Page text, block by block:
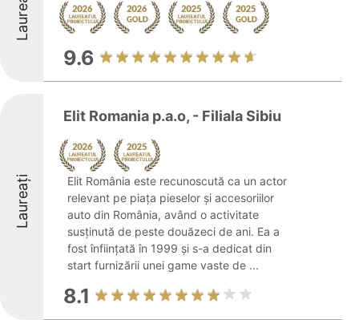
Laureați
9.6
Laureați
Elit Romania p.a.o, - Filiala Sibiu
Elit România este recunoscută ca un actor
relevant pe piața pieselor și accesoriilor
auto din România, având o activitate
susținută de peste douăzeci de ani. Ea a
fost înființată în 1999 și s-a dedicat din
start furnizării unei game vaste de ...
8.1